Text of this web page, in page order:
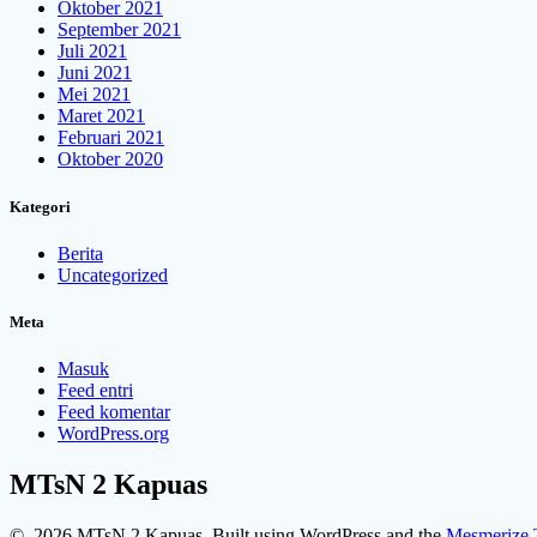
Oktober 2021
September 2021
Juli 2021
Juni 2021
Mei 2021
Maret 2021
Februari 2021
Oktober 2020
Kategori
Berita
Uncategorized
Meta
Masuk
Feed entri
Feed komentar
WordPress.org
MTsN 2 Kapuas